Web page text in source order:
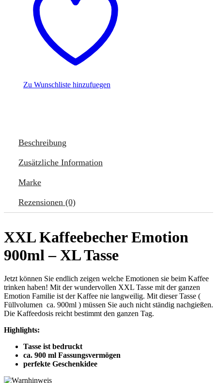
Zu Wunschliste hinzufuegen
Beschreibung
Zusätzliche Information
Marke
Rezensionen (0)
XXL Kaffeebecher Emotion
900ml – XL Tasse
Jetzt können Sie endlich zeigen welche Emotionen sie beim Kaffee
trinken haben! Mit der wundervollen XXL Tasse mit der ganzen
Emotion Familie ist der Kaffee nie langweilig. Mit dieser Tasse (
Füllvolumen ca. 900ml ) müssen Sie auch nicht ständig nachgießen.
Die Kaffeedosis reicht bestimmt den ganzen Tag.
Highlights:
Tasse ist bedruckt
ca. 900 ml Fassungsvermögen
perfekte Geschenkidee